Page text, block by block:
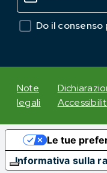
Do il consenso
Note
legali
Informativa sulla
Le tue